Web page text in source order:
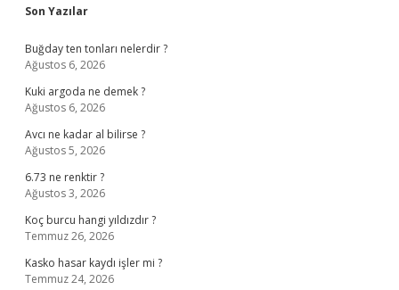
Sidebar
Son Yazılar
Buğday ten tonları nelerdir ?
Ağustos 6, 2026
Kuki argoda ne demek ?
Ağustos 6, 2026
Avcı ne kadar al bilirse ?
Ağustos 5, 2026
6.73 ne renktir ?
Ağustos 3, 2026
Koç burcu hangi yıldızdır ?
Temmuz 26, 2026
Kasko hasar kaydı işler mi ?
Temmuz 24, 2026